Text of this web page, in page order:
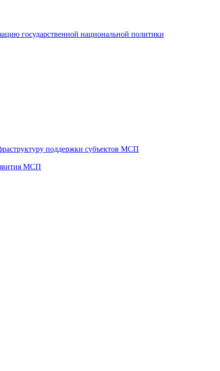
государственной национальной политики
поддержки субъектов МСП
МСП